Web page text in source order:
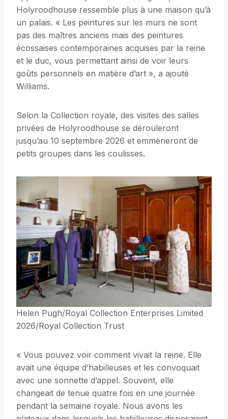
Holyroodhouse ressemble plus à une maison qu’à
un palais. « Les peintures sur les murs ne sont
pas des maîtres anciens mais des peintures
écossaises contemporaines acquises par la reine
et le duc, vous permettant ainsi de voir leurs
goûts personnels en matière d’art », a ajouté
Williams.
Selon la Collection royale, des visites des salles
privées de Holyroodhouse se dérouleront
jusqu’au 10 septembre 2026 et emmèneront de
petits groupes dans les coulisses.
Helen Pugh/Royal Collection Enterprises Limited
2026/Royal Collection Trust
« Vous pouvez voir comment vivait la reine. Elle
avait une équipe d’habilleuses et les convoquait
avec une sonnette d’appel. Souvent, elle
changeait de tenue quatre fois en une journée
pendant la semaine royale. Nous avons les